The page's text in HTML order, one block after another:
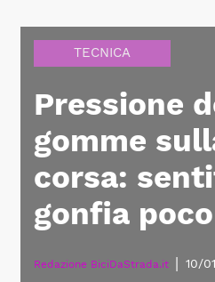
TECNICA
Pressione
gomme
corsa:
gonfia
Redazione BiciDaStrada.it 10/